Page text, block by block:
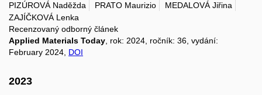
PIZÚROVÁ Naděžda
PRATO Maurizio
MEDALOVÁ Jiřina
ZAJÍČKOVÁ Lenka
Recenzovaný odborný článek
Applied Materials Today, rok: 2024, ročník: 36, vydání:
February 2024, DOI
2023